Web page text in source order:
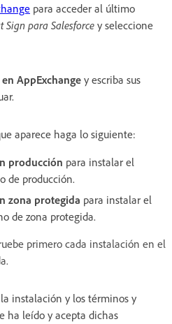
para acceder al último
Sign para Salesforcey seleccione
AppExchange y escriba sus
aparece haga lo siguiente:
producción para instalar el
de producción.
zona protegida para instalar el
de zona protegida.
primero cada instalación en el
instalación y los términos y
ha leído y acepta dichas